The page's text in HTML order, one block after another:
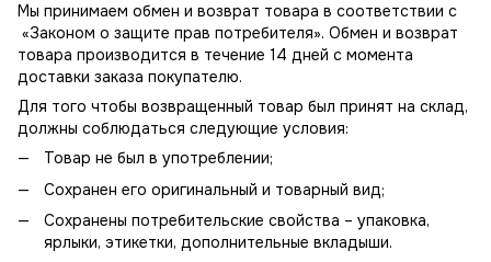
Мы принимаем обмен и возврат товара в соответствии с
«Законом о защите прав потребителя». Обмен и возврат
товара производится в течение 14 дней с момента
доставки заказа покупателю.
Для того чтобы возвращенный товар был принят на склад,
должны соблюдаться следующие условия:
Товар не был в употреблении;
Сохранен его оригинальный и товарный вид;
Сохранены потребительские свойства – упаковка,
ярлыки, этикетки, дополнительные вкладыши.